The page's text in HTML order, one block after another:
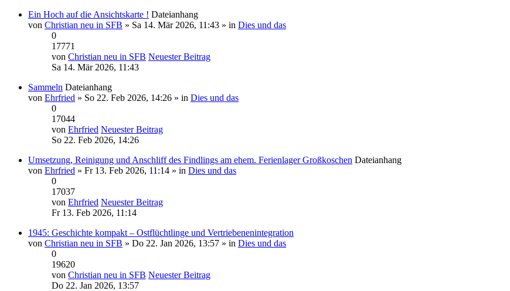
Ein Hoch auf die Ansichtskarte ! Dateianhang
von Christian neu in SFB » Sa 14. Mär 2026, 11:43 » in Dies und das
0
17771
von Christian neu in SFB Neuester Beitrag
Sa 14. Mär 2026, 11:43
Sammeln Dateianhang
von Ehrfried » So 22. Feb 2026, 14:26 » in Dies und das
0
17044
von Ehrfried Neuester Beitrag
So 22. Feb 2026, 14:26
Umsetzung, Reinigung und Anschliff des Findlings am ehem. Ferienlager Großkoschen Dateianhang
von Ehrfried » Fr 13. Feb 2026, 11:14 » in Dies und das
0
17037
von Ehrfried Neuester Beitrag
Fr 13. Feb 2026, 11:14
1945: Geschichte kompakt – Ostflüchtlinge und Vertriebenenintegration
von Christian neu in SFB » Do 22. Jan 2026, 13:57 » in Dies und das
0
19620
von Christian neu in SFB Neuester Beitrag
Do 22. Jan 2026, 13:57